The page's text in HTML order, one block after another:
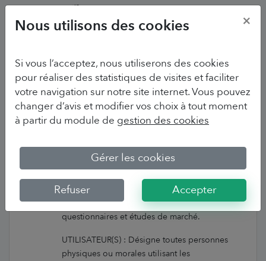
POLITIQUE DE
CONFIDENTIALITE
DRAG'N SURVEY
Définitions
APPLICATION : Logiciel en ligne de
création et gestion de sondages, enquêtes,
questionnaires et études de marché.
UTILISATEUR(S) : Désigne toutes personnes
physiques ou morales utilisant les
Nous utilisons des cookies ×
Si vous l’acceptez, nous utiliserons des cookies
pour réaliser des statistiques de visites et faciliter
votre navigation sur notre site internet. Vous pouvez
changer d’avis et modifier vos choix à tout moment
à partir du module de gestion des cookies
Gérer les cookies
Refuser Accepter